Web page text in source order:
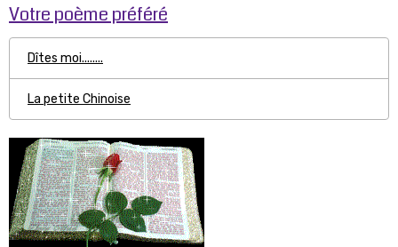
Votre poème préféré
Dîtes moi........
La petite Chinoise